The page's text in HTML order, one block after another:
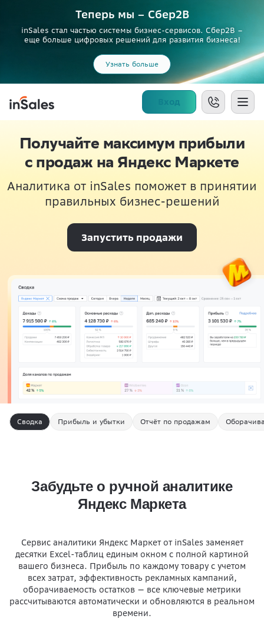
Теперь мы – Сбер2B
inSales стал частью системы бизнес-сервисов. Сбер2В –
еще больше цифровых решений для развития бизнеса!
Узнать больше
Вход
Получайте максимум прибыли
с продаж на Яндекс Маркете
Аналитика от inSales поможет в принятии
правильных бизнес-решений
Запустить продажи
Сводка Прибыль и убытки Отчёт по продажам
Забудьте о ручной аналитике
Яндекс Маркета
Сервис аналитики Яндекс Маркет от inSales заменяет
десятки Excel-таблиц единым окном с полной картиной
вашего бизнеса. Прибыль по каждому товару с учетом
всех затрат, эффективность рекламных кампаний,
оборачиваемость остатков — все ключевые метрики
рассчитываются автоматически и обновляются в реальном
времени.